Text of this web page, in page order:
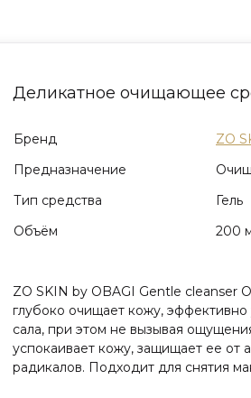
Деликатное очищающее
Бренд
ZO
Предназначение
Тип средства
Гель
Объём
200
ZO SKIN by OBAGI Gentle cleanser
глубоко очищает кожу,
сала, при этом не вызывая
успокаивает кожу, защищает ее от
радикалов. Подходит для снятия